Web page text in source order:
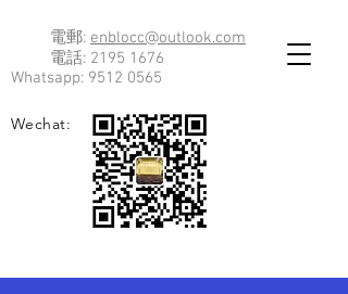
電郵: enblocc@outlook.com
電話: 2195 1676
Whatsapp: 9512 0565
Wechat: